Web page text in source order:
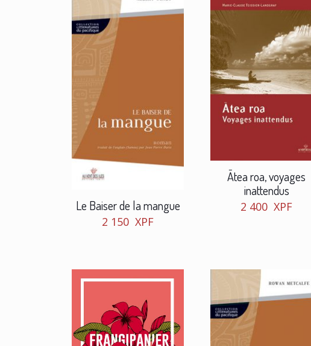
Le Baiser de la mangue
2 150 XPF
Ātea roa, voyages
inattendus
2 400 XPF